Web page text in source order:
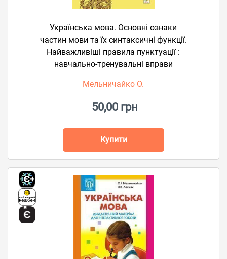
Українська мова. Основні ознаки
частин мови та їх синтаксичні функції.
Найважливіші правила пунктуації :
навчально-тренувальні вправи
Мельничайко О.
50,00 грн
Купити